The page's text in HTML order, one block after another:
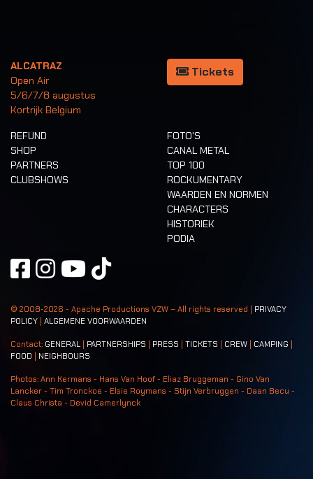
ALCATRAZ
Open Air
5/6/7/8 augustus
Kortrijk Belgium
Tickets
REFUND
SHOP
PARTNERS
CLUBSHOWS
FOTO'S
CANAL METAL
TOP 100
ROCKUMENTARY
WAARDEN EN NORMEN
CHARACTERS
HISTORIEK
PODIA
© 2008-2026 - Apache Productions VZW – All rights reserved | PRIVACY
POLICY | ALGEMENE VOORWAARDEN
Contact: GENERAL | PARTNERSHIPS | PRESS | TICKETS | CREW | CAMPING |
FOOD | NEIGHBOURS
Photos: Ann Kermans - Hans Van Hoof - Eliaz Bruggeman - Gino Van
Lancker - Tim Tronckoe - Elsie Roymans - Stijn Verbruggen - Daan Becu -
Claus Christa - Devid Camerlynck